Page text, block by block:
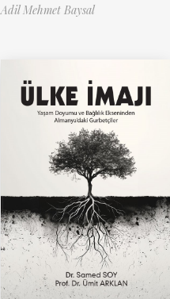
Adil Mehmet Baysal